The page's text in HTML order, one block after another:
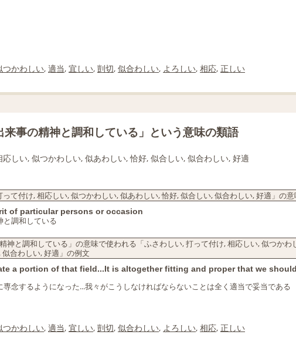
つかわしい, 適当, 宜しい, 剴切, 似合わしい, よろしい, 相応, 正しい
来事の精神と調和している」という意味の類語
しい, 似つかわしい, 似あわしい, 恰好, 似合しい, 似合わしい, 好適
て付け, 相応しい, 似つかわしい, 似あわしい, 恰好, 似合しい, 似合わしい, 好適」の
of particular persons or occasion
と調和している
神と調和している」の意味で使われる「ふさわしい, 打って付け, 相応しい, 似つかわ
合わしい, 好適」の例文
a portion of that field...It is altogether fitting and proper that we
念するようになった...我々がこうしなければならないことは全く適当で妥当である
つかわしい, 適当, 宜しい, 剴切, 似合わしい, よろしい, 相応, 正しい